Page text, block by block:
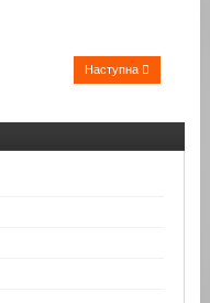
Наступна